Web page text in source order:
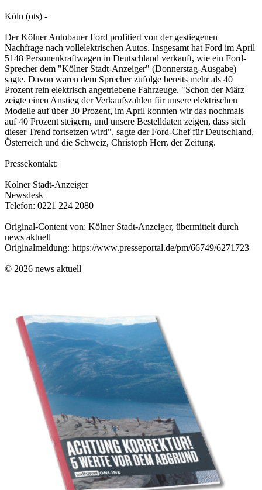
Köln (ots) -
Der Kölner Autobauer Ford profitiert von der gestiegenen
Nachfrage nach vollelektrischen Autos. Insgesamt hat Ford im April
5148 Personenkraftwagen in Deutschland verkauft, wie ein Ford-
Sprecher dem "Kölner Stadt-Anzeiger" (Donnerstag-Ausgabe)
sagte. Davon waren dem Sprecher zufolge bereits mehr als 40
Prozent rein elektrisch angetriebene Fahrzeuge. "Schon der März
zeigte einen Anstieg der Verkaufszahlen für unsere elektrischen
Modelle auf über 30 Prozent, im April konnten wir das nochmals
auf 40 Prozent steigern, und unsere Bestelldaten zeigen, dass sich
dieser Trend fortsetzen wird", sagte der Ford-Chef für Deutschland,
Österreich und die Schweiz, Christoph Herr, der Zeitung.
Pressekontakt:
Kölner Stadt-Anzeiger
Newsdesk
Telefon: 0221 224 2080
Original-Content von: Kölner Stadt-Anzeiger, übermittelt durch
news aktuell
Originalmeldung: https://www.presseportal.de/pm/66749/6271723
© 2026 news aktuell